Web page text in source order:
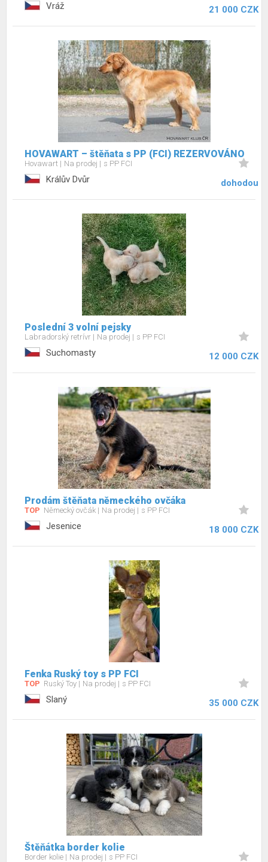
Vráž 21 000 CZK
HOVAWART – štěňata s PP (FCI) REZERVOVÁNO
Hovawart Na prodej s PP FCI
Králův Dvůr dohodou
Poslední 3 volní pejsky
Labradorský retrívr Na prodej s PP FCI
Suchomasty 12 000 CZK
Prodám štěňata německého ovčáka
TOP Německý ovčák Na prodej s PP FCI
Jesenice 18 000 CZK
Fenka Ruský toy s PP FCI
TOP Ruský Toy Na prodej s PP FCI
Slaný 35 000 CZK
Štěňátka border kolie
Border kolie Na prodej s PP FCI